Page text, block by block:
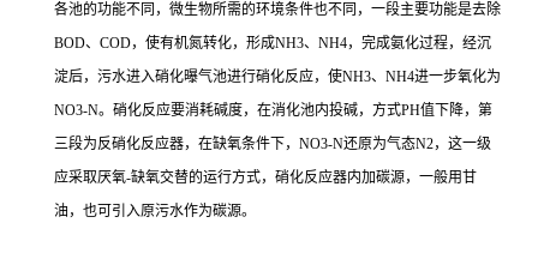
各池的功能不同，微生物所需的环境条件也不同，一段主要功能是去除
BOD、COD，使有机氮转化，形成NH3、NH4，完成氨化过程，经沉
淀后，污水进入硝化曝气池进行硝化反应，使NH3、NH4进一步氧化为
NO3-N。硝化反应要消耗碱度，在消化池内投碱，方式PH值下降，第
三段为反硝化反应器，在缺氧条件下，NO3-N还原为气态N2，这一级
应采取厌氧-缺氧交替的运行方式，硝化反应器内加碳源，一般用甘
油，也可引入原污水作为碳源。